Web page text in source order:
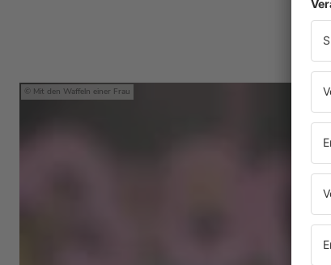
Mit den Waffeln einer Frau